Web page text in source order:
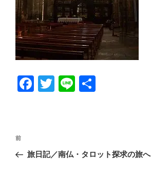
Fa T
Li
投
ナ
前
の
前
旅日記／南仏・タロット探求の旅へ